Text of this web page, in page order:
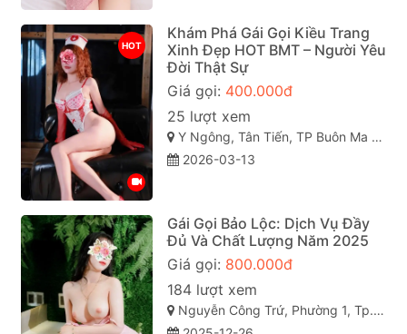
HOT
Khám Phá Gái Gọi Kiều Trang
Xinh Đẹp HOT BMT – Người Yêu
Đời Thật Sự
Giá gọi: 400.000đ
25 lượt xem
Y Ngông, Tân Tiến, TP Buôn Ma Thuột, Đắk Lắk
2026-03-13
Gái Gọi Bảo Lộc: Dịch Vụ Đầy
Đủ Và Chất Lượng Năm 2025
Giá gọi: 800.000đ
184 lượt xem
Nguyễn Công Trứ, Phường 1, Tp. Bảo Lộc, Lâm Đồng